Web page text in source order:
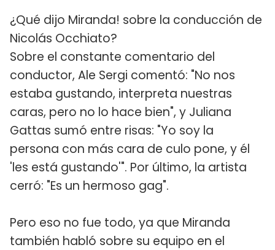
¿Qué dijo Miranda! sobre la conducción de
Nicolás Occhiato?
Sobre el constante comentario del
conductor, Ale Sergi comentó: "No nos
estaba gustando, interpreta nuestras
caras, pero no lo hace bien", y Juliana
Gattas sumó entre risas: "Yo soy la
persona con más cara de culo pone, y él
'les está gustando'". Por último, la artista
cerró: "Es un hermoso gag".
Pero eso no fue todo, ya que Miranda
también habló sobre su equipo en el